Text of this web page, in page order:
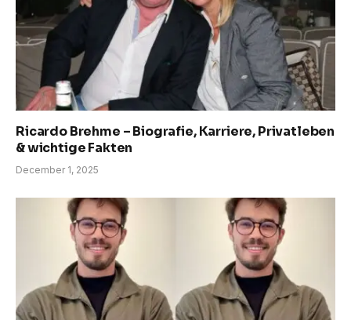
Ricardo Brehme – Biografie, Karriere, Privatleben
& wichtige Fakten
December 1, 2025